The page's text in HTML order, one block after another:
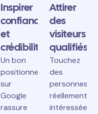
Inspirer
confiance
et
crédibilité
Un bon
positionnement
sur
Google
rassure
Attirer
des
visiteurs
qualifiés
Touchez
des
personnes
réellement
intéressées